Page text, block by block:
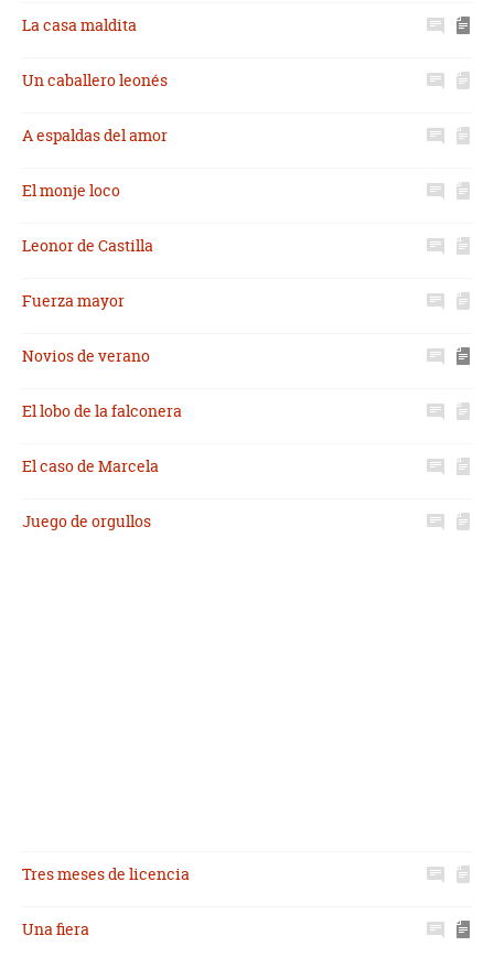
La casa maldita
Un caballero leonés
A espaldas del amor
El monje loco
Leonor de Castilla
Fuerza mayor
Novios de verano
El lobo de la falconera
El caso de Marcela
Juego de orgullos
Tres meses de licencia
Una fiera